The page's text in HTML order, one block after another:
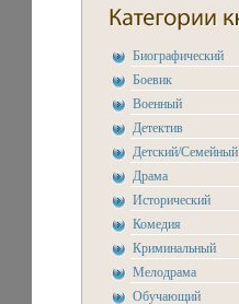
Биографический
Боевик
Военный
Детектив
Детский/Семейный
Драма
Исторический
Комедия
Криминальный
Мелодрама
Обучающий